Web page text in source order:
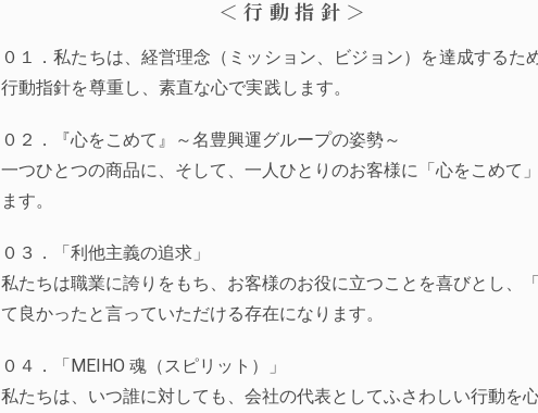
＜行動指針＞
０１．私たちは、経営理念（ミッション、ビジョン）を達成するた
行動指針を尊重し、素直な心で実践します。
０２．『心をこめて』～名豊興運グループの姿勢～
一つひとつの商品に、そして、一人ひとりのお客様に「心をこめて
ます。
０３．「利他主義の追求」
私たちは職業に誇りをもち、お客様のお役に立つことを喜びとし、
て良かったと言っていただける存在になります。
０４．「MEIHO 魂（スピリット）」
私たちは、いつ誰に対しても、会社の代表としてふさわしい行動を